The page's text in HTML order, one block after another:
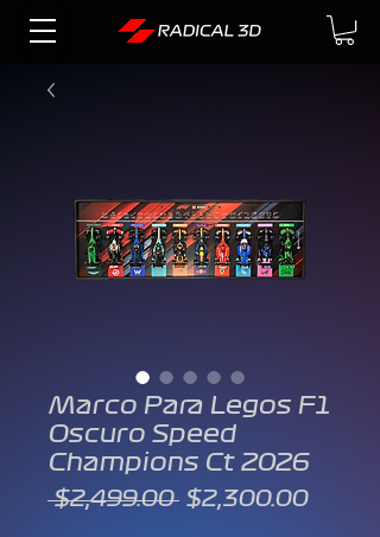
Marco Para Legos F1
Oscuro Speed
Champions Ct 2026
$2,499.00 Precio
$2,300.00Precio